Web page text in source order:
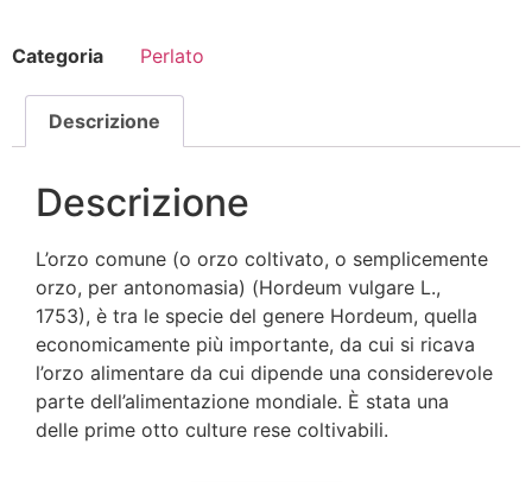
Categoria Perlato
Descrizione
Descrizione
L’orzo comune (o orzo coltivato, o semplicemente
orzo, per antonomasia) (Hordeum vulgare L.,
1753), è tra le specie del genere Hordeum, quella
economicamente più importante, da cui si ricava
l’orzo alimentare da cui dipende una considerevole
parte dell’alimentazione mondiale. È stata una
delle prime otto culture rese coltivabili.